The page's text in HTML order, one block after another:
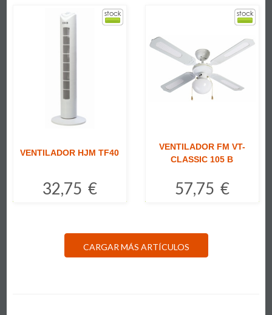
VENTILADOR HJM TF40
32,75 €
VENTILADOR FM VT-
CLASSIC 105 B
57,75 €
CARGAR MÁS ARTÍCULOS